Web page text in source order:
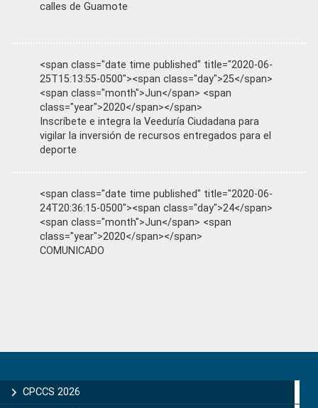
calles de Guamote
<span class="date time published" title="2020-06-
25T15:13:55-0500"><span class="day">25</span>
<span class="month">Jun</span> <span
class="year">2020</span></span>
Inscríbete e integra la Veeduría Ciudadana para
vigilar la inversión de recursos entregados para el
deporte
<span class="date time published" title="2020-06-
24T20:36:15-0500"><span class="day">24</span>
<span class="month">Jun</span> <span
class="year">2020</span></span>
COMUNICADO
Sidebar
CPCCS 2026